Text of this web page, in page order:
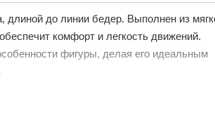
длиной до линии бедер. Выполнен из
комфорт и легкость движений.
фигуры, делая его идеальным